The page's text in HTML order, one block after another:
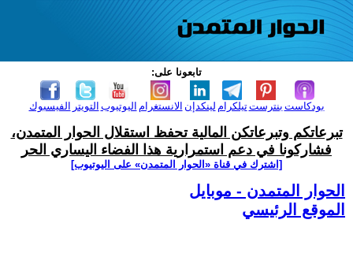
تابعونا على:
الفيسبوك التويتر اليوتيوب الانستغرام لينكدإن تيلكرامبنترست بودكاست
تبرعاتكم وتبرعاتكن المالية تحفظ استقلال الحوار المتمدن،
فشاركونا في دعم استمرارية هذا الفضاء اليساري الحر
[اشترك في قناة ‫«الحوار المتمدن» على اليوتيوب]
الحوار المتمدن - موبايل
الموقع الرئيسي